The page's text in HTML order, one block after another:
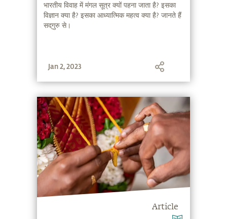
भारतीय विवाह में मंगल सूत्र क्यों पहना जाता है? इसका
विज्ञान क्या है? इसका आध्यात्मिक महत्व क्या है? जानते हैं
सद्‌गुरु से।
Jan 2, 2023
Article